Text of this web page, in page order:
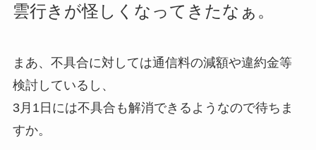
雲行きが怪しくなってきたなぁ。
まあ、 不具合に対しては通信料の減額や違約金等
検討している し、
3月1日には不具合も解消できるようなので待ちま
すか。